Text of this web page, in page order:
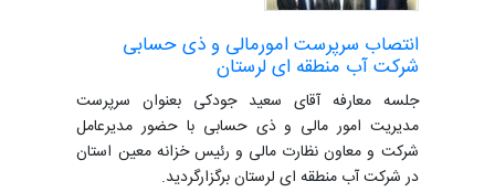
انتصاب سرپرست امورمالی و ذی حسابی
شرکت آب منطقه ای لرستان
جلسه معارفه آقای سعید جودکی بعنوان سرپرست
مدیریت امور مالی و ذی حسابی با حضور مدیرعامل
شرکت و معاون نظارت مالی و رئیس خزانه معین استان
در شرکت آب منطقه ای لرستان برگزارگردید.